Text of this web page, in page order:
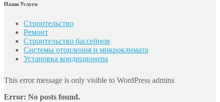
Наши Услуги
Строительство
Ремонт
Строительство бассейнов
Системы отопления и микроклимата
Установка кондиционера
This error message is only visible to WordPress admins
Error: No posts found.